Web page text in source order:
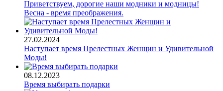
Приветствуем, дорогие наши модники и модницы!
Весна - время преображения.
27.02.2024
Наступает время Прелестных Женщин и Удивительной
Моды!
08.12.2023
Время выбирать подарки